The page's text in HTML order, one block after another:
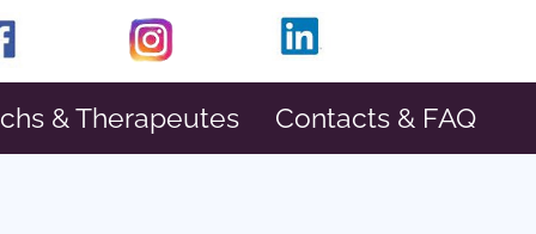
& Therapeutes Contacts & FAQ